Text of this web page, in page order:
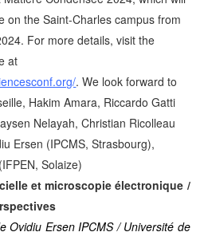
on the Saint-Charles campus from
For more details, visit the
at
. We look forward to
Hakim Amara, Riccardo Gatti
Nelayah, Christian Ricolleau
Ersen (IPCMS, Strasbourg),
Solaize)
et microscopie électronique /
Ovidiu Ersen IPCMS / Université de